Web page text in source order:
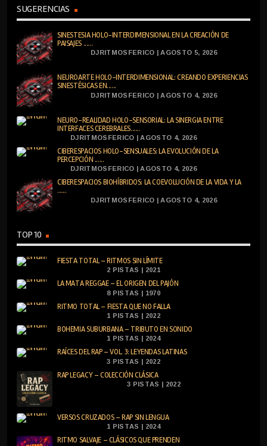
SUGERENCIAS
SINESTESIA HOLO-INTERDIMENSIONAL EN LA CREACIÓN DE
PAISAJES ......
DJRITMOSFERICO | AGOSTO 5, 2026
NEUROARTE HOLO-INTERDIMENSIONAL: CREANDO EXPERIENCIAS
SINESTÉSICAS EN......
DJRITMOSFERICO | AGOSTO 4, 2026
NEURO-REALIDAD HOLO-SENSORIAL: LA SINERGIA ENTRE
INTERFACES CEREBRALES......
DJRITMOSFERICO | AGOSTO 4, 2026
CIBERESPACIOS HOLO-SENSUALES: LA EVOLUCIÓN DE LA
PERCEPCIÓN ......
DJRITMOSFERICO | AGOSTO 4, 2026
CIBERESPACIOS BIOHÍBRIDOS: LA COEVOLUCIÓN DE LA VIDA Y LA
......
DJRITMOSFERICO | AGOSTO 4, 2026
TOP 10
FIESTA TOTAL – RITMOS SIN LÍMITE
2 PISTAS | 2021
LA MATA REGGAE – EL ORIGEN DEL PAJÓN
8 PISTAS | 1970
RITMO TOTAL – FIESTA QUE NO FALLA
1 PISTAS | 2022
BOHEMIA SUBURBANA – TRIBUTO EN SONIDO
1 PISTAS | 2024
RAÍCES DEL RAP – VOL. 3: LEYENDAS LATINAS
3 PISTAS | 2022
RAP LEGACY – COLECCIÓN CLÁSICA
3 PISTAS | 2022
VERSOS CRUZADOS – RAP SIN LENGUA
1 PISTAS | 2024
RITMO SALVAJE – CLÁSICOS QUE PRENDEN